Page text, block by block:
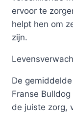
ervoor te
helpt hen om
zijn.
De
Franse
de juiste zorg,